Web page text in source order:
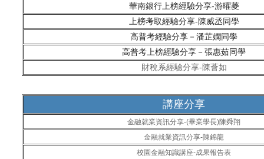
華南銀行上榜經驗分享-游曜菱
上榜考取經驗分享-陳威丞同學
高普考經驗分享－潘芷嫻同學
高普考上榜經驗分享－張惠茹同學
財稅系經驗分享-陳薈如
講座分享
金融就業資訊分享-(畢業學長)陳舜翔
金融就業資訊分享-陳錦龍
校園金融知識講座-成果報告表